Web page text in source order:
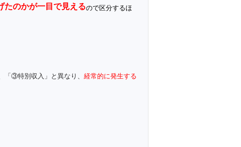
たのかが一目で見えるので区分するほ
「③特別収入」と異なり、 経常的に発生する